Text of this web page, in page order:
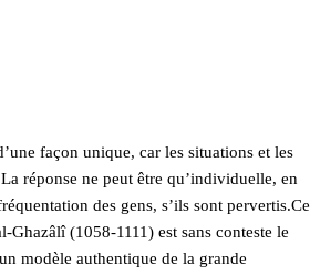
façon unique, car les situations et les
réponse ne peut être qu’individuelle, en
des gens, s’ils sont pervertis.Ce
(1058-1111) est sans conteste le
modèle authentique de la grande